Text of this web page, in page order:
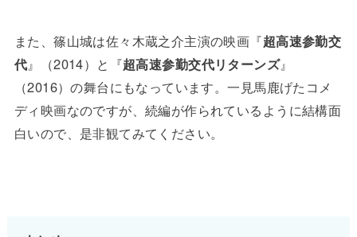
また、篠山城は佐々木蔵之介主演の映画『超高速参勤交
代』（2014）と『超高速参勤交代リターンズ』
（2016）の舞台にもなっています。一見馬鹿げたコメ
ディ映画なのですが、続編が作られているように結構面
白いので、是非観てみてください。